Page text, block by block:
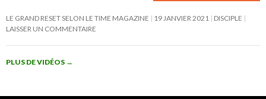
LE GRAND RESET SELON LE TIME MAGAZINE 19 JANVIER 2021 DISCIPLE
LAISSER UN COMMENTAIRE
PLUS DE VIDÉOS →